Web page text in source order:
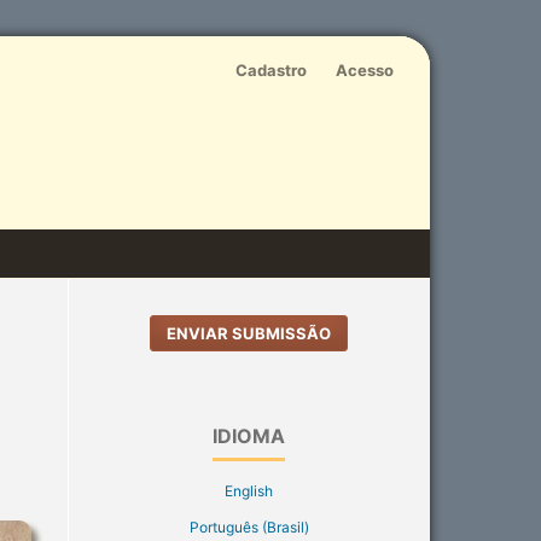
Cadastro Acesso
ENVIAR SUBMISSÃO
IDIOMA
English
Português (Brasil)